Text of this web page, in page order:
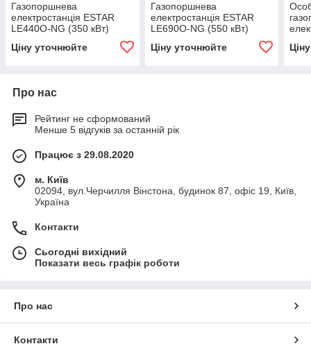
Газопоршнева
електростанція ESTAR
LE440O-NG (350 кВт)
Ціну уточнюйте
Газопоршнева
електростанція ESTAR
LE690O-NG (550 кВт)
Ціну уточнюйте
Про нас
Рейтинг не сформований
Менше 5 відгуків за останній рік
Працює з 29.08.2020
м. Київ
02094, вул.Черчилля Вінстона, будинок 87, офіс 19, Київ,
Україна
Контакти
Сьогодні вихідний
Показати весь графік роботи
Про нас
Контакти